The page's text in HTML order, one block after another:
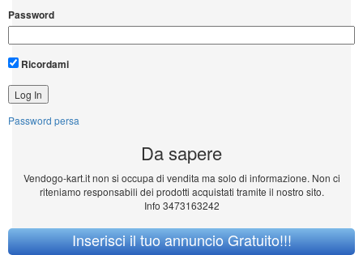
Password
Ricordami
Password persa
Da sapere
Vendogo-kart.it non si occupa di vendita ma solo di informazione. Non ci
riteniamo responsabili dei prodotti acquistati tramite il nostro sito.
Info 3473163242
Inserisci il tuo annuncio Gratuito!!!